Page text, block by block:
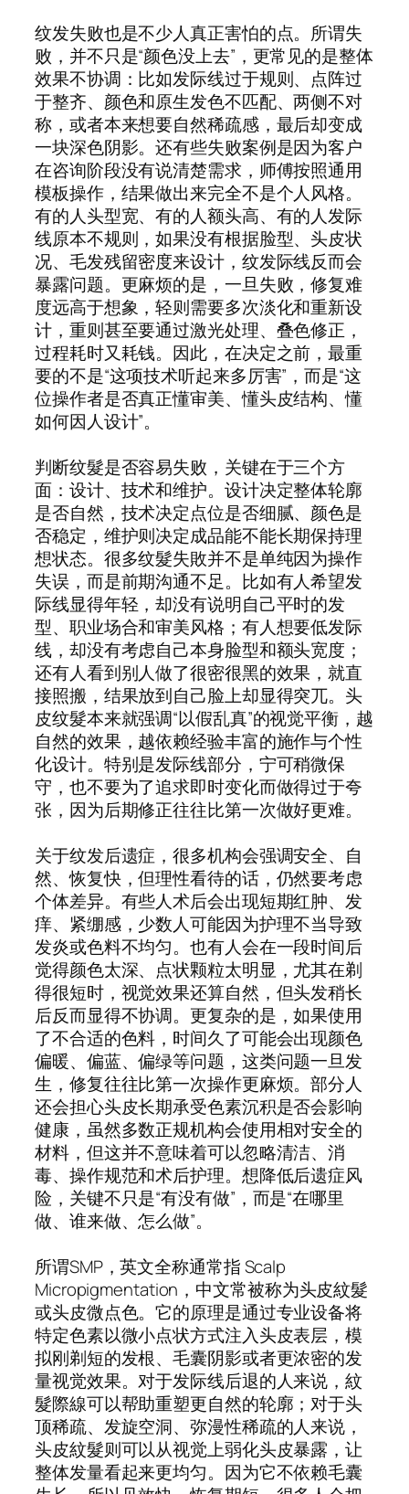
纹发失败也是不少人真正害怕的点。所谓失
败，并不只是“颜色没上去”，更常见的是整体
效果不协调：比如发际线过于规则、点阵过
于整齐、颜色和原生发色不匹配、两侧不对
称，或者本来想要自然稀疏感，最后却变成
一块深色阴影。还有些失败案例是因为客户
在咨询阶段没有说清楚需求，师傅按照通用
模板操作，结果做出来完全不是个人风格。
有的人头型宽、有的人额头高、有的人发际
线原本不规则，如果没有根据脸型、头皮状
况、毛发残留密度来设计，纹发际线反而会
暴露问题。更麻烦的是，一旦失败，修复难
度远高于想象，轻则需要多次淡化和重新设
计，重则甚至要通过激光处理、叠色修正，
过程耗时又耗钱。因此，在决定之前，最重
要的不是“这项技术听起来多厉害”，而是“这
位操作者是否真正懂审美、懂头皮结构、懂
如何因人设计”。
判断纹髮是否容易失败，关键在于三个方
面：设计、技术和维护。设计决定整体轮廓
是否自然，技术决定点位是否细腻、颜色是
否稳定，维护则决定成品能不能长期保持理
想状态。很多纹髮失敗并不是单纯因为操作
失误，而是前期沟通不足。比如有人希望发
际线显得年轻，却没有说明自己平时的发
型、职业场合和审美风格；有人想要低发际
线，却没有考虑自己本身脸型和额头宽度；
还有人看到别人做了很密很黑的效果，就直
接照搬，结果放到自己脸上却显得突兀。头
皮纹髮本来就强调“以假乱真”的视觉平衡，越
自然的效果，越依赖经验丰富的施作与个性
化设计。特别是发际线部分，宁可稍微保
守，也不要为了追求即时变化而做得过于夸
张，因为后期修正往往比第一次做好更难。
关于纹发后遗症，很多机构会强调安全、自
然、恢复快，但理性看待的话，仍然要考虑
个体差异。有些人术后会出现短期红肿、发
痒、紧绷感，少数人可能因为护理不当导致
发炎或色料不均匀。也有人会在一段时间后
觉得颜色太深、点状颗粒太明显，尤其在剃
得很短时，视觉效果还算自然，但头发稍长
后反而显得不协调。更复杂的是，如果使用
了不合适的色料，时间久了可能会出现颜色
偏暖、偏蓝、偏绿等问题，这类问题一旦发
生，修复往往比第一次操作更麻烦。部分人
还会担心头皮长期承受色素沉积是否会影响
健康，虽然多数正规机构会使用相对安全的
材料，但这并不意味着可以忽略清洁、消
毒、操作规范和术后护理。想降低后遗症风
险，关键不只是“有没有做”，而是“在哪里
做、谁来做、怎么做”。
所谓SMP，英文全称通常指 Scalp
Micropigmentation，中文常被称为头皮紋髮
或头皮微点色。它的原理是通过专业设备将
特定色素以微小点状方式注入头皮表层，模
拟刚剃短的发根、毛囊阴影或者更浓密的发
量视觉效果。对于发际线后退的人来说，紋
髮際線可以帮助重塑更自然的轮廓；对于头
顶稀疏、发旋空洞、弥漫性稀疏的人来说，
头皮紋髮则可以从视觉上弱化头皮暴露，让
整体发量看起来更均匀。因为它不依赖毛囊